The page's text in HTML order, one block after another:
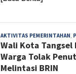
AKTIVITAS PEMERINTAHAN,
Wali Kota Tangsel
Warga Tolak
Melintasi BRIN